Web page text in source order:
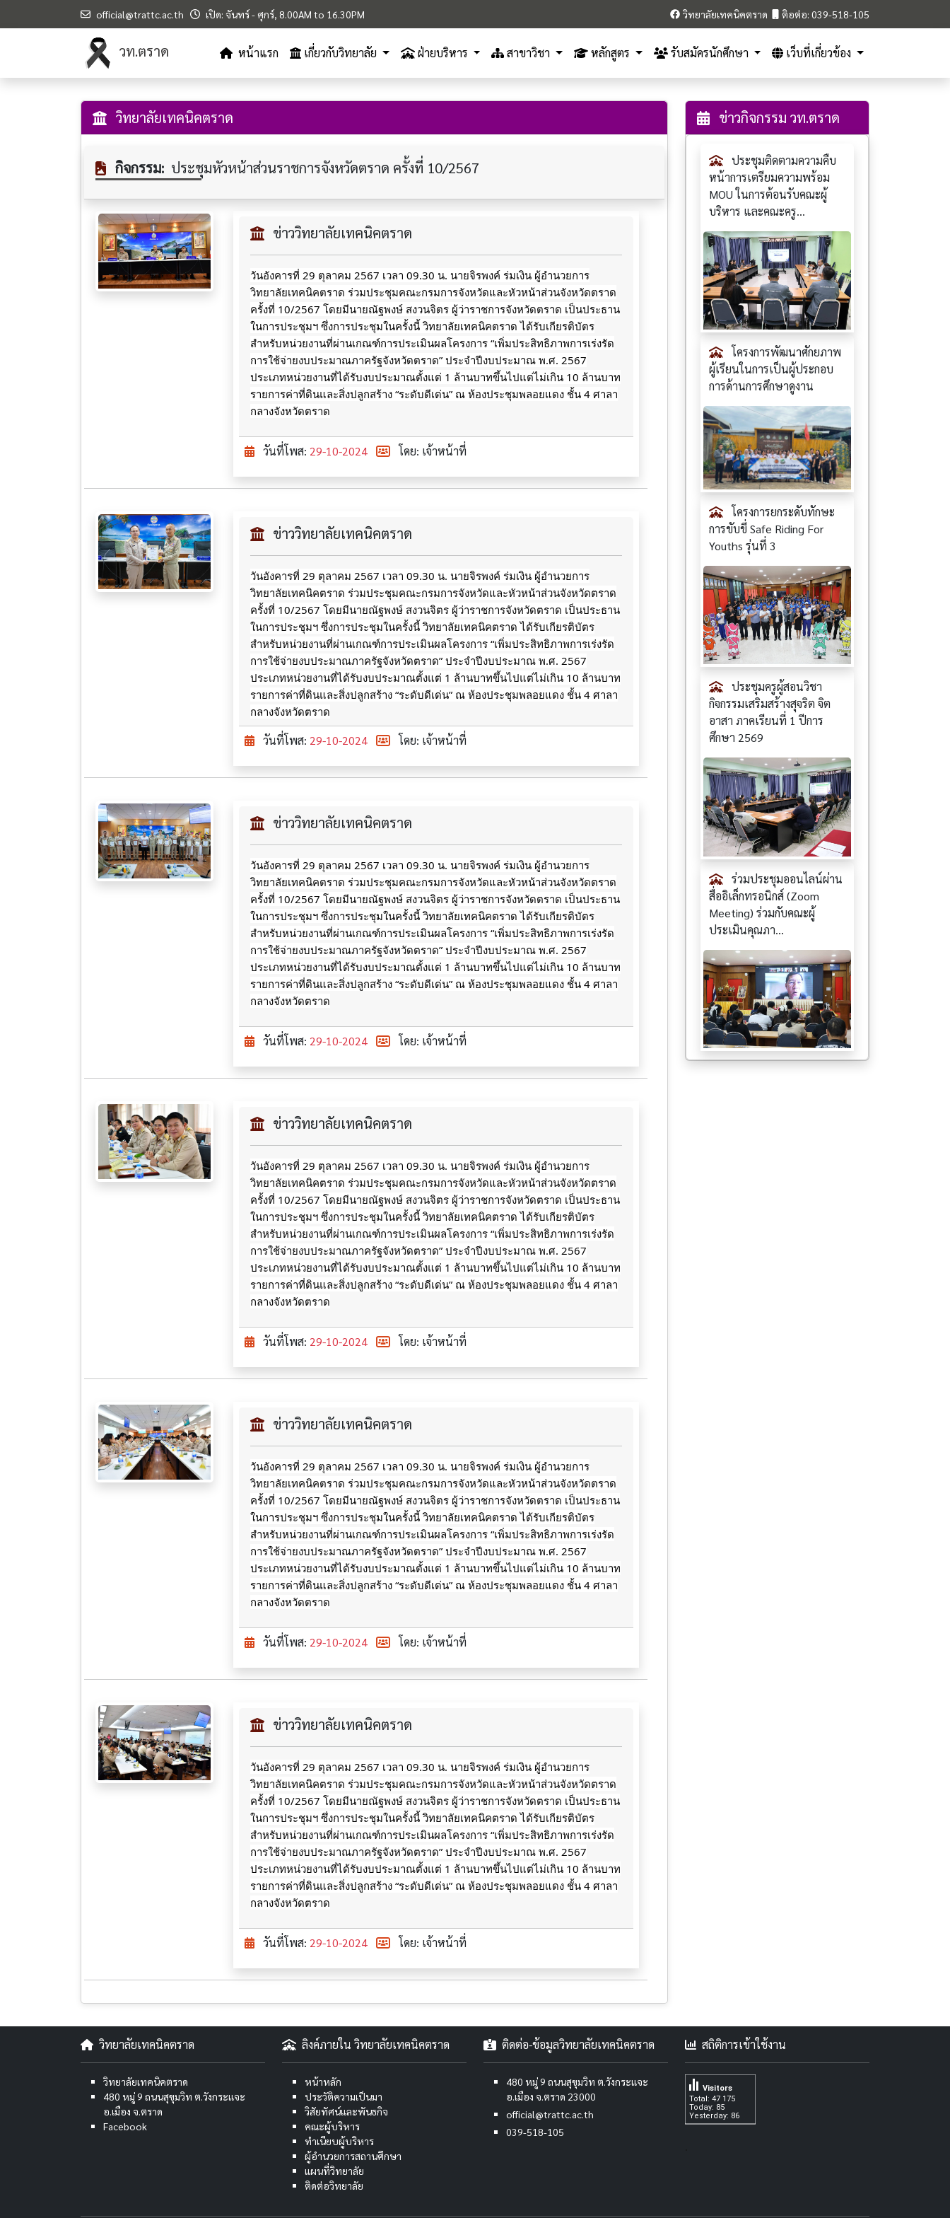
official@trattc.ac.th เปิด: จันทร์ - ศุกร์, 8.00AM to 16.30PM วิทยาลัยเทคนิคตราด ติอต่อ: 039-518-105
วท.ตราด หน้าแรก เกี่ยวกับวิทยาลัย ฝ่ายบริหาร สาขาวิชา หลักสูตร รับสมัครนักศึกษา เว็บที่เกี่ยวข้อง
วิทยาลัยเทคนิคตราด
กิจกรรม: ประชุมหัวหน้าส่วนราชการจังหวัดตราด ครั้งที่ 10/2567
ข่าววิทยาลัยเทคนิคตราด
วันอังคารที่ 29 ตุลาคม 2567 เวลา 09.30 น. นายจิรพงค์ ร่มเงิน ผู้อำนวยการ
วิทยาลัยเทคนิคตราด ร่วมประชุมคณะกรมการจังหวัดและหัวหน้าส่วนจังหวัดตราด
ครั้งที่ 10/2567 โดยมีนายณัฐพงษ์ สงวนจิตร ผู้ว่าราชการจังหวัดตราด เป็นประธาน
ในการประชุมฯ ซึ่งการประชุมในครั้งนี้ วิทยาลัยเทคนิคตราด ได้รับเกียรติบัตร
สำหรับหน่วยงานที่ผ่านเกณฑ์การประเมินผลโครงการ “เพิ่มประสิทธิภาพการเร่งรัด
การใช้จ่ายงบประมาณภาครัฐจังหวัดตราด” ประจำปีงบประมาณ พ.ศ. 2567
ประเภทหน่วยงานที่ได้รับงบประมาณตั้งแต่ 1 ล้านบาทขึ้นไปแต่ไม่เกิน 10 ล้านบาท
รายการค่าที่ดินและสิ่งปลูกสร้าง “ระดับดีเด่น” ณ ห้องประชุมพลอยแดง ชั้น 4 ศาลา
กลางจังหวัดตราด
วันที่โพส: 29-10-2024 โดย: เจ้าหน้าที่
ข่าววิทยาลัยเทคนิคตราด
วันอังคารที่ 29 ตุลาคม 2567 เวลา 09.30 น. นายจิรพงค์ ร่มเงิน ผู้อำนวยการ
วิทยาลัยเทคนิคตราด ร่วมประชุมคณะกรมการจังหวัดและหัวหน้าส่วนจังหวัดตราด
ครั้งที่ 10/2567 โดยมีนายณัฐพงษ์ สงวนจิตร ผู้ว่าราชการจังหวัดตราด เป็นประธาน
ในการประชุมฯ ซึ่งการประชุมในครั้งนี้ วิทยาลัยเทคนิคตราด ได้รับเกียรติบัตร
สำหรับหน่วยงานที่ผ่านเกณฑ์การประเมินผลโครงการ “เพิ่มประสิทธิภาพการเร่งรัด
การใช้จ่ายงบประมาณภาครัฐจังหวัดตราด” ประจำปีงบประมาณ พ.ศ. 2567
ประเภทหน่วยงานที่ได้รับงบประมาณตั้งแต่ 1 ล้านบาทขึ้นไปแต่ไม่เกิน 10 ล้านบาท
รายการค่าที่ดินและสิ่งปลูกสร้าง “ระดับดีเด่น” ณ ห้องประชุมพลอยแดง ชั้น 4 ศาลา
กลางจังหวัดตราด
วันที่โพส: 29-10-2024 โดย: เจ้าหน้าที่
ข่าววิทยาลัยเทคนิคตราด
วันอังคารที่ 29 ตุลาคม 2567 เวลา 09.30 น. นายจิรพงค์ ร่มเงิน ผู้อำนวยการ
วิทยาลัยเทคนิคตราด ร่วมประชุมคณะกรมการจังหวัดและหัวหน้าส่วนจังหวัดตราด
ครั้งที่ 10/2567 โดยมีนายณัฐพงษ์ สงวนจิตร ผู้ว่าราชการจังหวัดตราด เป็นประธาน
ในการประชุมฯ ซึ่งการประชุมในครั้งนี้ วิทยาลัยเทคนิคตราด ได้รับเกียรติบัตร
สำหรับหน่วยงานที่ผ่านเกณฑ์การประเมินผลโครงการ “เพิ่มประสิทธิภาพการเร่งรัด
การใช้จ่ายงบประมาณภาครัฐจังหวัดตราด” ประจำปีงบประมาณ พ.ศ. 2567
ประเภทหน่วยงานที่ได้รับงบประมาณตั้งแต่ 1 ล้านบาทขึ้นไปแต่ไม่เกิน 10 ล้านบาท
รายการค่าที่ดินและสิ่งปลูกสร้าง “ระดับดีเด่น” ณ ห้องประชุมพลอยแดง ชั้น 4 ศาลา
กลางจังหวัดตราด
วันที่โพส: 29-10-2024 โดย: เจ้าหน้าที่
ข่าววิทยาลัยเทคนิคตราด
วันอังคารที่ 29 ตุลาคม 2567 เวลา 09.30 น. นายจิรพงค์ ร่มเงิน ผู้อำนวยการ
วิทยาลัยเทคนิคตราด ร่วมประชุมคณะกรมการจังหวัดและหัวหน้าส่วนจังหวัดตราด
ครั้งที่ 10/2567 โดยมีนายณัฐพงษ์ สงวนจิตร ผู้ว่าราชการจังหวัดตราด เป็นประธาน
ในการประชุมฯ ซึ่งการประชุมในครั้งนี้ วิทยาลัยเทคนิคตราด ได้รับเกียรติบัตร
สำหรับหน่วยงานที่ผ่านเกณฑ์การประเมินผลโครงการ “เพิ่มประสิทธิภาพการเร่งรัด
การใช้จ่ายงบประมาณภาครัฐจังหวัดตราด” ประจำปีงบประมาณ พ.ศ. 2567
ประเภทหน่วยงานที่ได้รับงบประมาณตั้งแต่ 1 ล้านบาทขึ้นไปแต่ไม่เกิน 10 ล้านบาท
รายการค่าที่ดินและสิ่งปลูกสร้าง “ระดับดีเด่น” ณ ห้องประชุมพลอยแดง ชั้น 4 ศาลา
กลางจังหวัดตราด
วันที่โพส: 29-10-2024 โดย: เจ้าหน้าที่
ข่าววิทยาลัยเทคนิคตราด
วันอังคารที่ 29 ตุลาคม 2567 เวลา 09.30 น. นายจิรพงค์ ร่มเงิน ผู้อำนวยการ
วิทยาลัยเทคนิคตราด ร่วมประชุมคณะกรมการจังหวัดและหัวหน้าส่วนจังหวัดตราด
ครั้งที่ 10/2567 โดยมีนายณัฐพงษ์ สงวนจิตร ผู้ว่าราชการจังหวัดตราด เป็นประธาน
ในการประชุมฯ ซึ่งการประชุมในครั้งนี้ วิทยาลัยเทคนิคตราด ได้รับเกียรติบัตร
สำหรับหน่วยงานที่ผ่านเกณฑ์การประเมินผลโครงการ “เพิ่มประสิทธิภาพการเร่งรัด
การใช้จ่ายงบประมาณภาครัฐจังหวัดตราด” ประจำปีงบประมาณ พ.ศ. 2567
ประเภทหน่วยงานที่ได้รับงบประมาณตั้งแต่ 1 ล้านบาทขึ้นไปแต่ไม่เกิน 10 ล้านบาท
รายการค่าที่ดินและสิ่งปลูกสร้าง “ระดับดีเด่น” ณ ห้องประชุมพลอยแดง ชั้น 4 ศาลา
กลางจังหวัดตราด
วันที่โพส: 29-10-2024 โดย: เจ้าหน้าที่
ข่าววิทยาลัยเทคนิคตราด
วันอังคารที่ 29 ตุลาคม 2567 เวลา 09.30 น. นายจิรพงค์ ร่มเงิน ผู้อำนวยการ
วิทยาลัยเทคนิคตราด ร่วมประชุมคณะกรมการจังหวัดและหัวหน้าส่วนจังหวัดตราด
ครั้งที่ 10/2567 โดยมีนายณัฐพงษ์ สงวนจิตร ผู้ว่าราชการจังหวัดตราด เป็นประธาน
ในการประชุมฯ ซึ่งการประชุมในครั้งนี้ วิทยาลัยเทคนิคตราด ได้รับเกียรติบัตร
สำหรับหน่วยงานที่ผ่านเกณฑ์การประเมินผลโครงการ “เพิ่มประสิทธิภาพการเร่งรัด
การใช้จ่ายงบประมาณภาครัฐจังหวัดตราด” ประจำปีงบประมาณ พ.ศ. 2567
ประเภทหน่วยงานที่ได้รับงบประมาณตั้งแต่ 1 ล้านบาทขึ้นไปแต่ไม่เกิน 10 ล้านบาท
รายการค่าที่ดินและสิ่งปลูกสร้าง “ระดับดีเด่น” ณ ห้องประชุมพลอยแดง ชั้น 4 ศาลา
กลางจังหวัดตราด
วันที่โพส: 29-10-2024 โดย: เจ้าหน้าที่
ข่าวกิจกรรม วท.ตราด
ประชุมติดตามความคืบ
หน้าการเตรียมความพร้อม
MOU ในการต้อนรับคณะผู้
บริหาร และคณะครู...
โครงการพัฒนาศักยภาพ
ผู้เรียนในการเป็นผู้ประกอบ
การด้านการศึกษาดูงาน
โครงการยกระดับทักษะ
การขับขี่ Safe Riding For
Youths รุ่นที่ 3
ประชุมครูผู้สอนวิชา
กิจกรรมเสริมสร้างสุจริต จิต
อาสา ภาคเรียนที่ 1 ปีการ
ศึกษา 2569
ร่วมประชุมออนไลน์ผ่าน
สื่ออิเล็กทรอนิกส์ (Zoom
Meeting) ร่วมกับคณะผู้
ประเมินคุณภา...
วิทยาลัยเทคนิคตราด
วิทยาลัยเทคนิคตราด
480 หมู่ 9 ถนนสุขุมวิท ต.วังกระแจะ
อ.เมือง จ.ตราด
Facebook
ลิงค์ภายใน วิทยาลัยเทคนิคตราด
หน้าหลัก
ประวัติความเป็นมา
วิสัยทัศน์และพันธกิจ
คณะผู้บริหาร
ทำเนียบผู้บริหาร
ผู้อำนวยการสถานศึกษา
แผนที่วิทยาลัย
ติดต่อวิทยาลัย
ติดต่อ-ข้อมูลวิทยาลัยเทคนิคตราด
480 หมู่ 9 ถนนสุขุมวิท ต.วังกระแจะ
อ.เมือง จ.ตราด 23000
official@trattc.ac.th
039-518-105
สถิติการเข้าใช้งาน
Total: 47 175
Today: 85
Yesterday: 86
Visitors